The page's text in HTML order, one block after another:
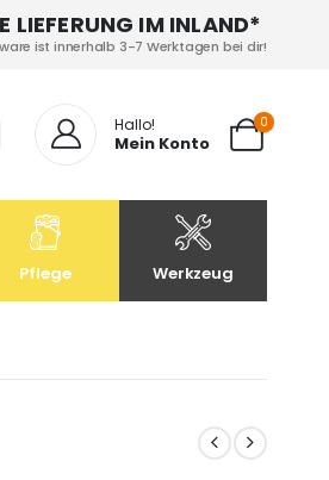
LIEFERUNG IM INLAND*
ist innerhalb 3-7 Werktagen bei dir!
Hallo!
Mein Konto
0
Pflege Werkzeug